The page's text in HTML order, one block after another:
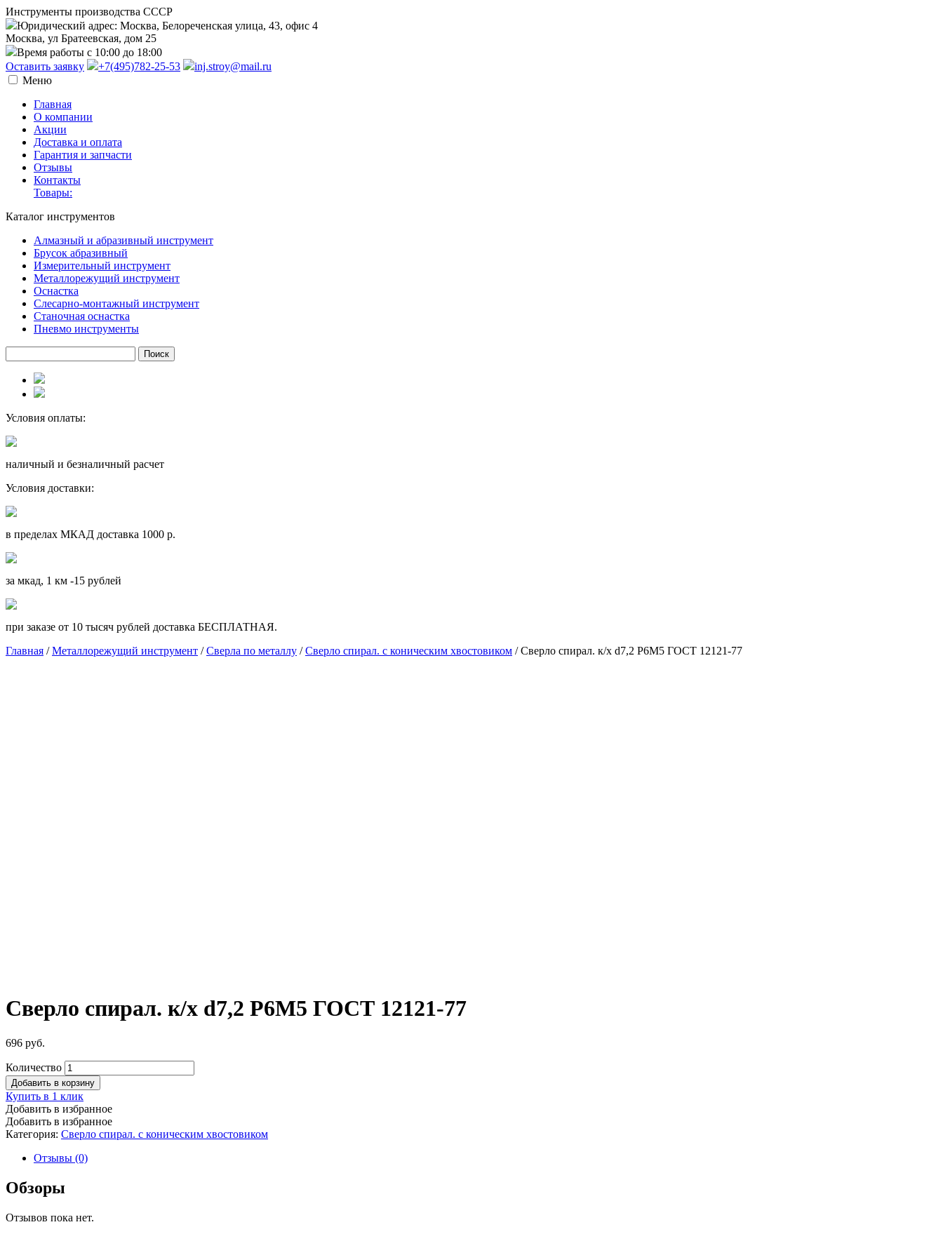
Инструменты производства СССР
Юридический адрес: Москва, Белореченская улица, 43, офис 4
Москва, ул Братеевская, дом 25
Время работы с 10:00 до 18:00
Оставить заявку
+7(495)782-25-53
inj.stroy@mail.ru
Меню
Главная
О компании
Акции
Доставка и оплата
Гарантия и запчасти
Отзывы
Контакты
Товары:
Каталог инструментов
Алмазный и абразивный инструмент
Брусок абразивный
Измерительный инструмент
Металлорежущий инструмент
Оснастка
Слесарно-монтажный инструмент
Станочная оснастка
Пневмо инструменты
Условия оплаты:
наличный и безналичный расчет
Условия доставки:
в пределах МКАД доставка 1000 р.
за мкад, 1 км -15 рублей
при заказе от 10 тысяч рублей доставка БЕСПЛАТНАЯ.
Главная /Металлорежущий инструмент /Сверла по металлу /Сверло спирал. с коническим хвостовиком / Сверло спирал. к/х d7,2 Р6М5 ГОСТ 12121-77
Сверло спирал. к/х d7,2 Р6М5 ГОСТ 12121-77
696 руб.
Количество
Добавить в корзину
Купить в 1 клик
Добавить в избранное
Добавить в избранное
Категория: Сверло спирал. с коническим хвостовиком
Отзывы (0)
Обзоры
Отзывов пока нет.